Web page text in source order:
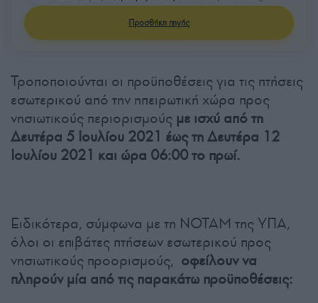
Προσθήκη πηγής
Τροποποιούνται οι προϋποθέσεις για τις πτήσεις
εσωτερικού από την ηπειρωτική χώρα προς
νησιωτικούς περιορισμούς με ισχύ από τη
Δευτέρα 5 Ιουλίου 2021 έως τη Δευτέρα 12
Ιουλίου 2021 και ώρα 06:00 το πρωί.
Ειδικότερα, σύμφωνα με τη ΝΟΤΑΜ της ΥΠΑ,
όλοι οι επιβάτες πτήσεων εσωτερικού προς
νησιωτικούς προορισμούς, οφείλουν να
πληρούν μία από τις παρακάτω προϋποθέσεις: